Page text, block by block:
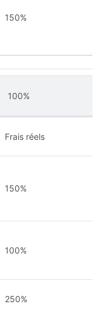
150%
100%
Frais réels
150%
100%
250%